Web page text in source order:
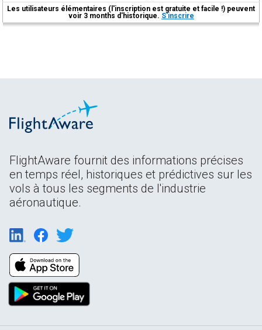
Les utilisateurs élémentaires (l'inscription est gratuite et facile !) peuvent
voir 3 months d'historique. S'inscrire
FlightAware fournit des informations précises
en temps réel, historiques et prédictives sur les
vols à tous les segments de l'industrie
aéronautique.